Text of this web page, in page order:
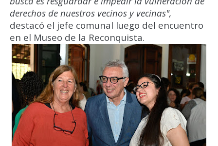
derechos de nuestros vecinos y vecinas",
destacó el jefe comunal luego del encuentro
en el Museo de la Reconquista.